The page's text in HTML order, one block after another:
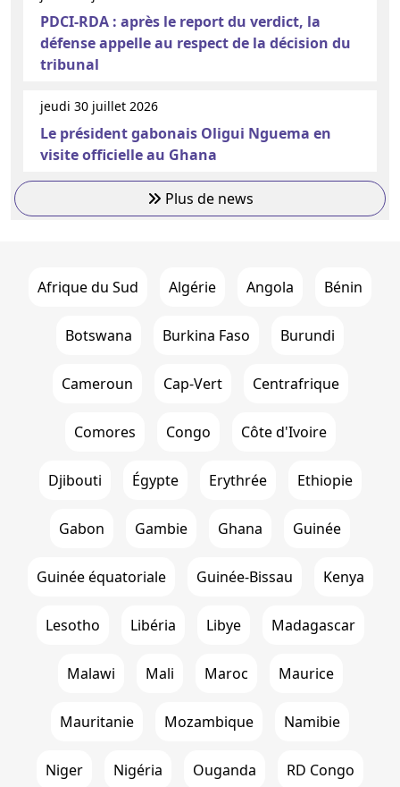
PDCI-RDA : après le report du verdict, la
défense appelle au respect de la décision du
tribunal
jeudi 30 juillet 2026
Le président gabonais Oligui Nguema en
visite officielle au Ghana
Plus de news
Afrique du Sud Algérie Angola Bénin
Botswana Burkina Faso Burundi
Cameroun Cap-Vert Centrafrique
Comores Congo Côte d'Ivoire
Djibouti Égypte Erythrée Ethiopie
Gabon Gambie Ghana Guinée
Guinée équatoriale Guinée-Bissau Kenya
Lesotho Libéria Libye Madagascar
Malawi Mali Maroc Maurice
Mauritanie Mozambique Namibie
Niger Nigéria Ouganda RD Congo